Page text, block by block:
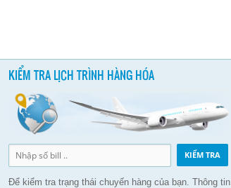
KIỂM TRA LỊCH TRÌNH HÀNG HÓA
Để kiểm tra trạng thái chuyến hàng của bạn. Thông tin